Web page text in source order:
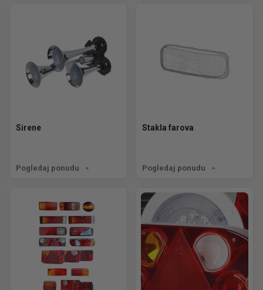
Sirene
Pogledaj ponudu
Stakla farova
Pogledaj ponudu